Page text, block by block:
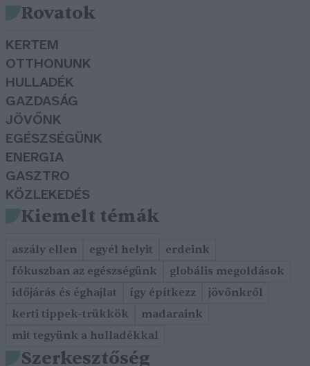
Rovatok
KERTEM
OTTHONUNK
HULLADÉK
GAZDASÁG
JÖVŐNK
EGÉSZSÉGÜNK
ENERGIA
GASZTRO
KÖZLEKEDÉS
Kiemelt témák
aszály ellen egyél helyit
erdeink
fókuszban az egészségünk
globális megoldások
időjárás és éghajlat
így építkezz
jövőnkről
kerti tippek-trükkök
madaraink
mit tegyünk a hulladékkal
Szerkesztőség